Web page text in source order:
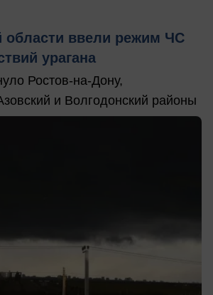
области ввели режим ЧС
урагана
Ростов-на-Дону,
и Волгодонский районы